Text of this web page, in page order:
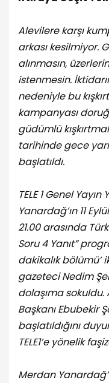
Alevilere karşı
arkası kesilmiyor.
alınmasın,
istenmesin.
nedeniyle bu
kampanyası
güdümlü
tarihinde gece
başlatıldı.
TELE 1 Genel
Yanardağ’ın 11
21.00 arasında
Soru 4 Yanıt”
dakikalık
gazeteci Nedim
dolaşıma sokuldu.
Başkanı Ebubekir
başlatıldığını
TELE1’e yönelik
Merdan